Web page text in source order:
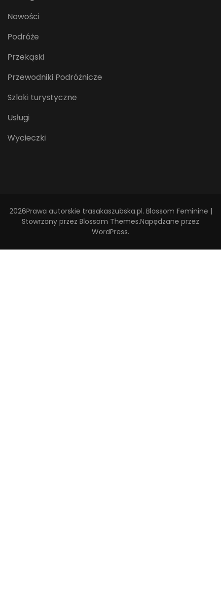
Nowości
Podróże
Przekąski
Przewodniki Podróżnicze
Szlaki turystyczne
Usługi
Wycieczki
2026Prawa autorskie trasakaszubska.pl. Blossom Feminine |
Stowrzony przez Blossom Themes.Napędzane przez
WordPress.